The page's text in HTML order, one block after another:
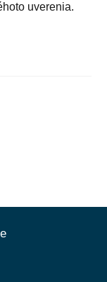
uverenia.